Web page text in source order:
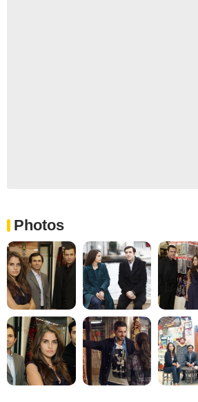
Photos